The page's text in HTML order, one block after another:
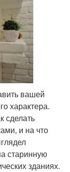
вашей
характера.
сделать
и на что
старинную
зданиях.